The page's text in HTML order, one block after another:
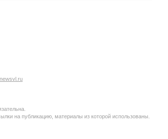
на публикацию, материалы из которой использованы.